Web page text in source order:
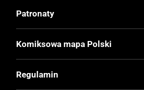
Patronaty
Komiksowa mapa Polski
Regulamin